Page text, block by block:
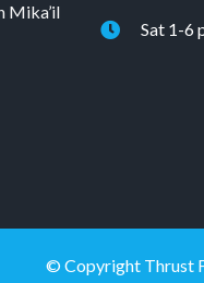
Mika’il
Sat 1-6
© Copyright Thrust